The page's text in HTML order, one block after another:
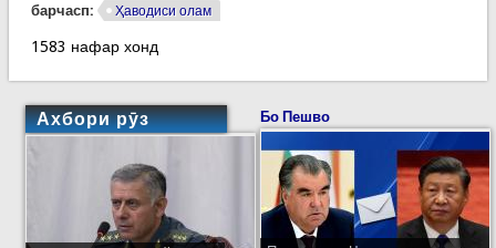
барчасп: Ҳаводиси олам
1583 нафар хонд
Ахбори рӯз Бо Пешво